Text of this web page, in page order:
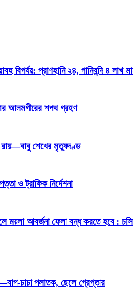
বিপর্যয়: প্রাণহানি ২৪, পানিবন্দি ৪ লাখ
আলমগীরের শপথ গ্রহণ
রায়—বাবু শেখের মৃত্যুদণ্ড
ও ট্রাফিক নির্দেশনা
ময়লা আবর্জনা ফেলা বন্ধ করতে হবে :
চাচা পলাতক, ছেলে গ্রেপ্তার